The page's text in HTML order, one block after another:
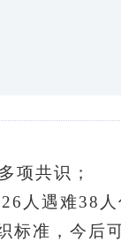
项共识 ；
人遇难38
标准，今后